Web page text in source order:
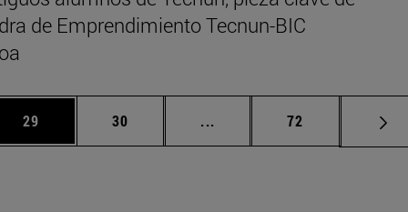
de Emprendimiento Tecnun-BIC
TAB para desplazarse.
Página
29 Página
30 ... Páginas intermedias Use
Página
72